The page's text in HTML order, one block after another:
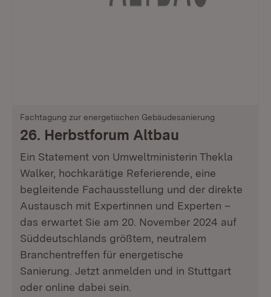
Fachtagung zur energetischen Gebäudesanierung
26. Herbstforum Altbau
Ein Statement von Umweltministerin Thekla
Walker, hochkarätige Referierende, eine
begleitende Fachausstellung und der direkte
Austausch mit Expertinnen und Experten –
das erwartet Sie am 20. November 2024 auf
Süddeutschlands größtem, neutralem
Branchentreffen für energetische
Sanierung. Jetzt anmelden und in Stuttgart
oder online dabei sein.